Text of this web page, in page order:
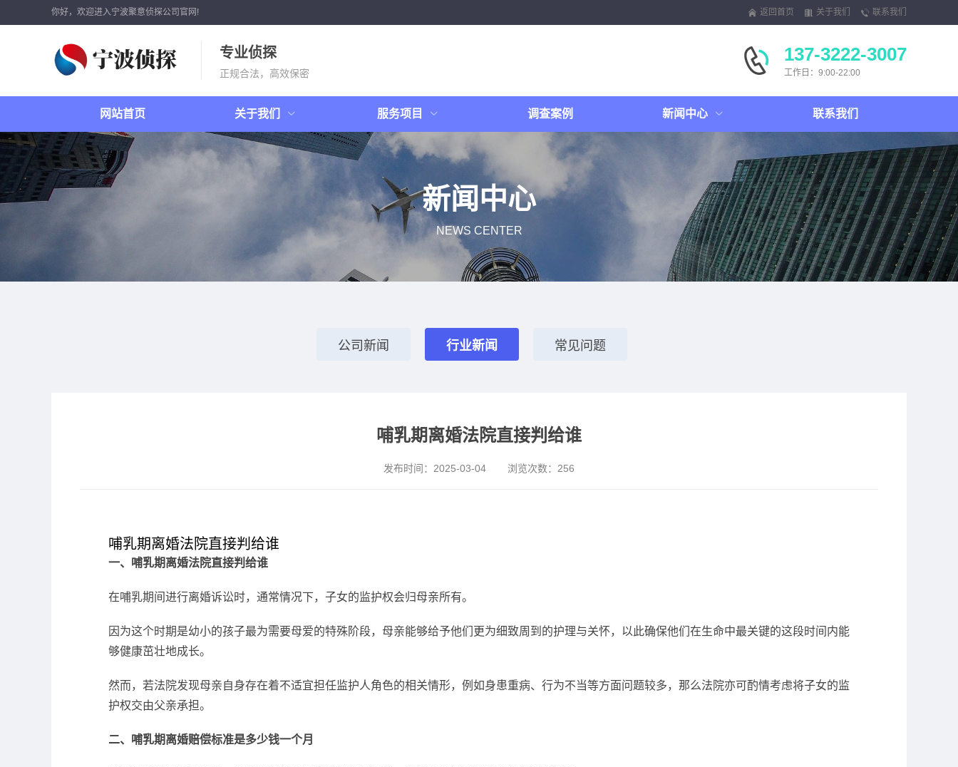
你好，欢迎进入宁波聚意侦探公司官网! 返回首页 关于我们 联系我们
专业侦探
正规合法，高效保密
137-3222-3007
工作日：9:00-22:00
网站首页 关于我们 服务项目 调查案例 新闻中心 联系我们
新闻中心
NEWS CENTER
公司新闻 行业新闻 常见问题
哺乳期离婚法院直接判给谁
发布时间： 2025-03-04 浏览次数： 256
哺乳期离婚法院直接判给谁
一、哺乳期离婚法院直接判给谁
在哺乳期间进行离婚诉讼时，通常情况下，子女的监护权会归母亲所有。
因为这个时期是幼小的孩子最为需要母爱的特殊阶段，母亲能够给予他们更为细致周到的护理与关怀，以此确保他们在生命中最关键的这段时间内能
够健康茁壮地成长。
然而，若法院发现母亲自身存在着不适宜担任监护人角色的相关情形，例如身患重病、行为不当等方面问题较多，那么法院亦可酌情考虑将子女的监
护权交由父亲承担。
二、哺乳期离婚赔偿标准是多少钱一个月